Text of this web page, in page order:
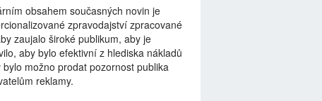
obsahem současných novin je
zpravodajství zpracované
zaujalo široké publikum, aby je
aby bylo efektivní z hlediska nákladů
bylo možno prodat pozornost publika
reklamy.